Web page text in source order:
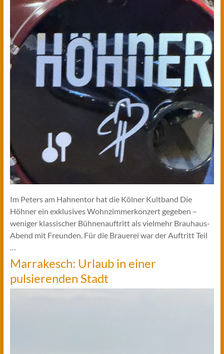
Im Peters am Hahnentor hat die Kölner Kultband Die
Höhner ein exklusives Wohnzimmerkonzert gegeben –
weniger klassischer Bühnenauftritt als vielmehr Brauhaus-
Abend mit Freunden. Für die Brauerei war der Auftritt Teil
…
Marrakesch: Urlaub in einer
pulsierenden Stadt